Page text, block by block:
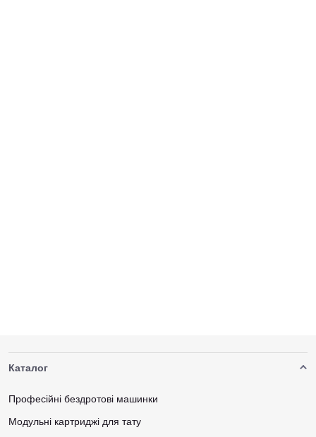
Каталог
Професійні бездротові машинки
Модульні картриджі для тату